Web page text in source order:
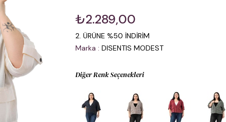
₺2.289,00
2. ÜRÜNE %50 İNDİRİM
Marka : DISENTIS MODEST
Diğer Renk Seçenekleri